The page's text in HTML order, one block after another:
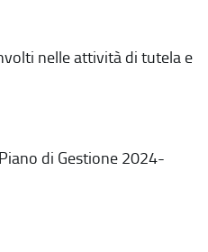
nelle attività di tutela e
di Gestione 2024-